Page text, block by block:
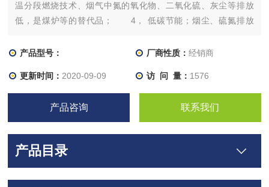
温分段燃烧技术、烟气中氮的氧化物、二氧化硫、灰尘等排放
低，是煤炉等的替代品； 4， 低碳节能；烟尘、硫氮排放
产品型号：
厂商性质： 经销商
更新时间： 2020-09-09 访 问 量： 1576
产品咨询 联系我们
产品目录